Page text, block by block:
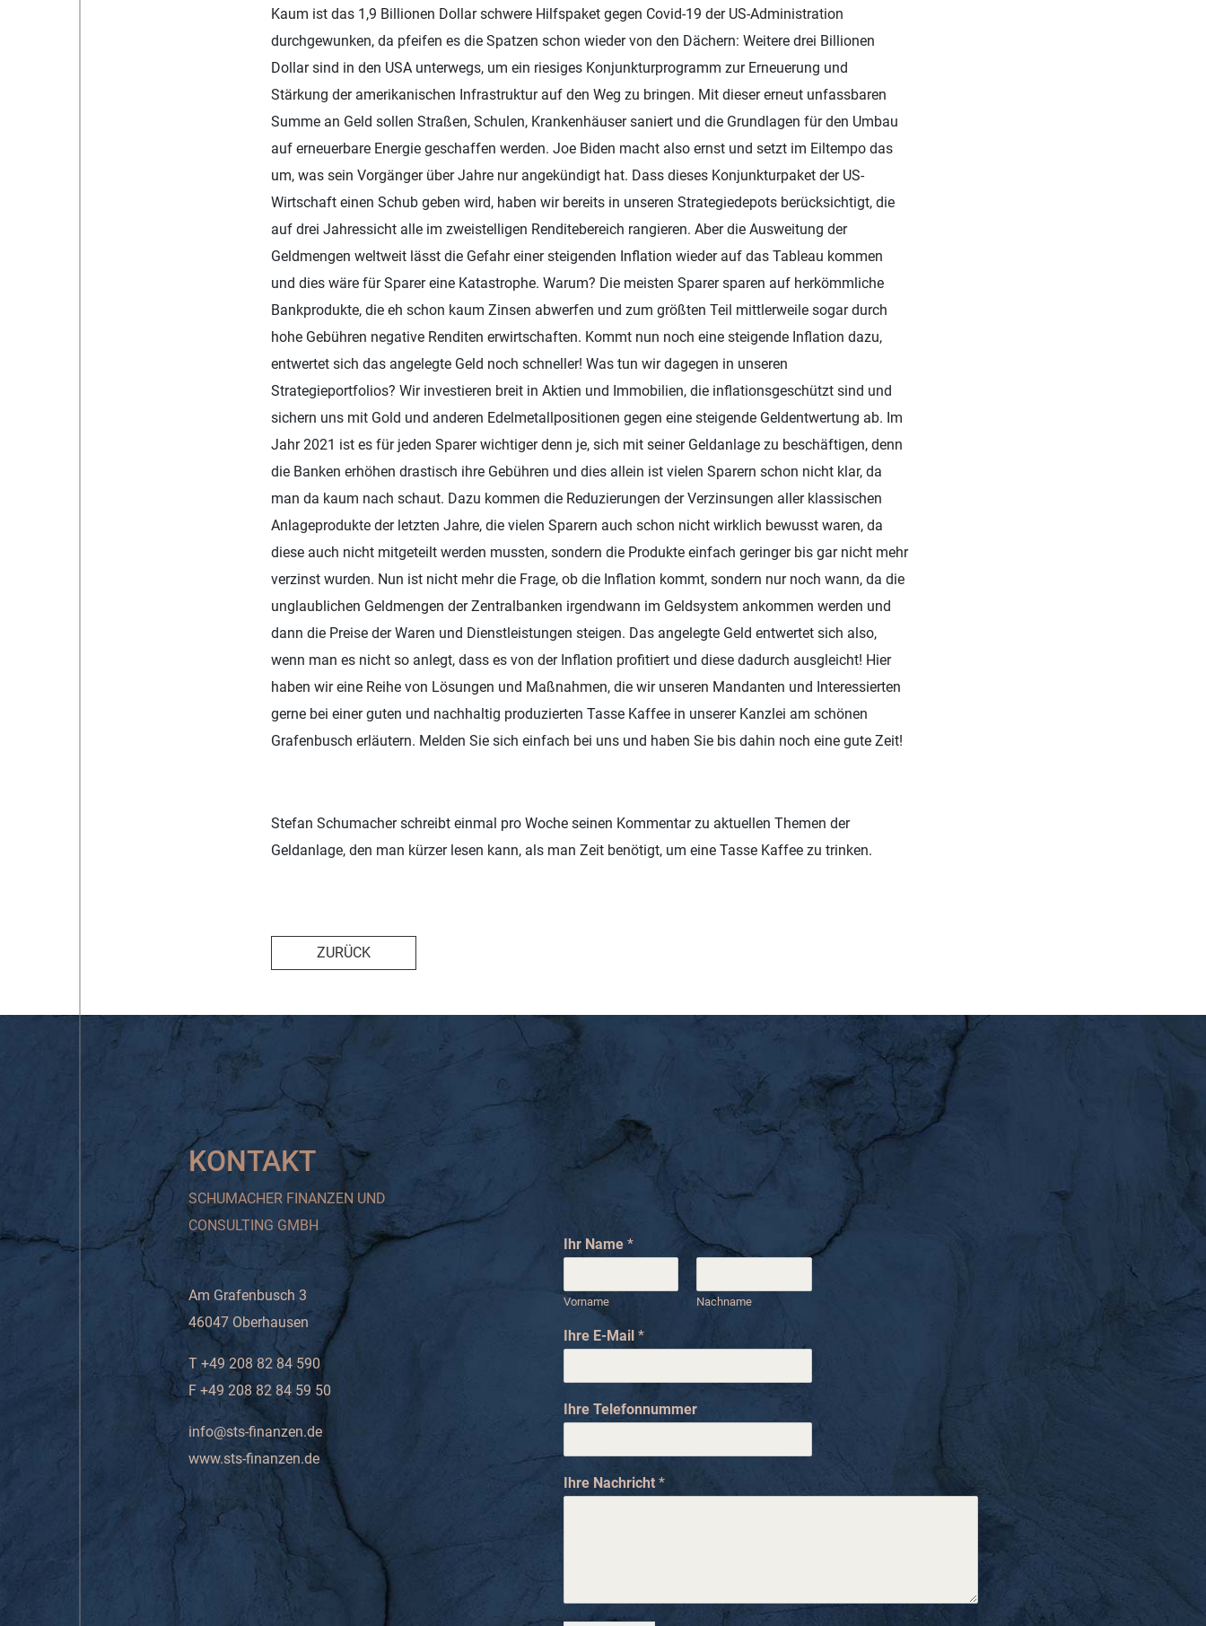
Kaum ist das 1,9 Billionen Dollar schwere Hilfspaket gegen Covid-19 der US-Administration
durchgewunken, da pfeifen es die Spatzen schon wieder von den Dächern: Weitere drei Billionen
Dollar sind in den USA unterwegs, um ein riesiges Konjunkturprogramm zur Erneuerung und
Stärkung der amerikanischen Infrastruktur auf den Weg zu bringen. Mit dieser erneut unfassbaren
Summe an Geld sollen Straßen, Schulen, Krankenhäuser saniert und die Grundlagen für den Umbau
auf erneuerbare Energie geschaffen werden. Joe Biden macht also ernst und setzt im Eiltempo das
um, was sein Vorgänger über Jahre nur angekündigt hat. Dass dieses Konjunkturpaket der US-
Wirtschaft einen Schub geben wird, haben wir bereits in unseren Strategiedepots berücksichtigt, die
auf drei Jahressicht alle im zweistelligen Renditebereich rangieren. Aber die Ausweitung der
Geldmengen weltweit lässt die Gefahr einer steigenden Inflation wieder auf das Tableau kommen
und dies wäre für Sparer eine Katastrophe. Warum? Die meisten Sparer sparen auf herkömmliche
Bankprodukte, die eh schon kaum Zinsen abwerfen und zum größten Teil mittlerweile sogar durch
hohe Gebühren negative Renditen erwirtschaften. Kommt nun noch eine steigende Inflation dazu,
entwertet sich das angelegte Geld noch schneller! Was tun wir dagegen in unseren
Strategieportfolios? Wir investieren breit in Aktien und Immobilien, die inflationsgeschützt sind und
sichern uns mit Gold und anderen Edelmetallpositionen gegen eine steigende Geldentwertung ab. Im
Jahr 2021 ist es für jeden Sparer wichtiger denn je, sich mit seiner Geldanlage zu beschäftigen, denn
die Banken erhöhen drastisch ihre Gebühren und dies allein ist vielen Sparern schon nicht klar, da
man da kaum nach schaut. Dazu kommen die Reduzierungen der Verzinsungen aller klassischen
Anlageprodukte der letzten Jahre, die vielen Sparern auch schon nicht wirklich bewusst waren, da
diese auch nicht mitgeteilt werden mussten, sondern die Produkte einfach geringer bis gar nicht mehr
verzinst wurden. Nun ist nicht mehr die Frage, ob die Inflation kommt, sondern nur noch wann, da die
unglaublichen Geldmengen der Zentralbanken irgendwann im Geldsystem ankommen werden und
dann die Preise der Waren und Dienstleistungen steigen. Das angelegte Geld entwertet sich also,
wenn man es nicht so anlegt, dass es von der Inflation profitiert und diese dadurch ausgleicht! Hier
haben wir eine Reihe von Lösungen und Maßnahmen, die wir unseren Mandanten und Interessierten
gerne bei einer guten und nachhaltig produzierten Tasse Kaffee in unserer Kanzlei am schönen
Grafenbusch erläutern. Melden Sie sich einfach bei uns und haben Sie bis dahin noch eine gute Zeit!
Stefan Schumacher schreibt einmal pro Woche seinen Kommentar zu aktuellen Themen der
Geldanlage, den man kürzer lesen kann, als man Zeit benötigt, um eine Tasse Kaffee zu trinken.
ZURÜCK
KONTAKT
SCHUMACHER FINANZEN UND
CONSULTING GMBH
Am Grafenbusch 3
46047 Oberhausen
T +49 208 82 84 590
F +49 208 82 84 59 50
info@sts-finanzen.de
www.sts-finanzen.de
Ihr Name *
Vorname Nachname
I
h
e
a
e
-
Ihre E-Mail *
Ihre Telefonnummer
Ihre Nachricht *